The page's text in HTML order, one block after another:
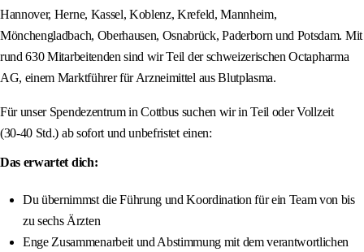
Hannover, Herne, Kassel, Koblenz, Krefeld, Mannheim,
Mönchengladbach, Oberhausen, Osnabrück, Paderborn und Potsdam. Mit
rund 630 Mitarbeitenden sind wir Teil der schweizerischen Octapharma
AG, einem Marktführer für Arzneimittel aus Blutplasma.
Für unser Spendezentrum in Cottbus suchen wir in Teil oder Vollzeit
(30‑40 Std.) ab sofort und unbefristet einen:
Das erwartet dich:
Du übernimmst die Führung und Koordination für ein Team von bis
zu sechs Ärzten
Enge Zusammenarbeit und Abstimmung mit dem verantwortlichen